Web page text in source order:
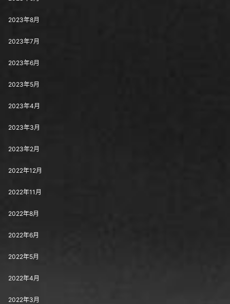
2023年8月
2023年7月
2023年6月
2023年5月
2023年4月
2023年3月
2023年2月
2022年12月
2022年11月
2022年8月
2022年6月
2022年5月
2022年4月
2022年3月